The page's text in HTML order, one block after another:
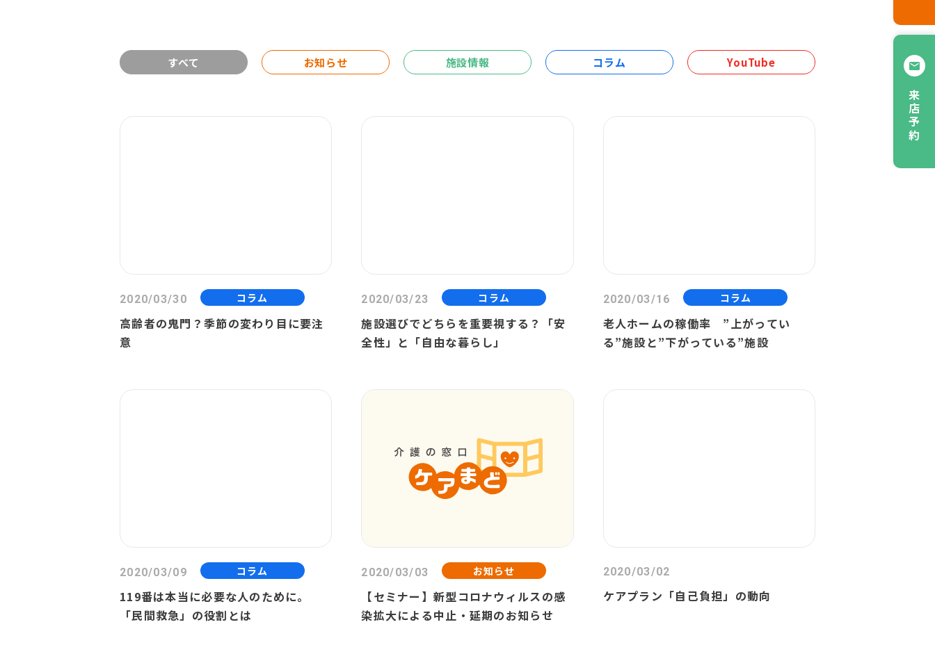
来店予約
すべて お知らせ 施設情報 コラム YouTube
2020/03/30 コラム
高齢者の鬼門？季節の変わり目に要注
意
2020/03/23 コラム
施設選びでどちらを重要視する？「安
全性」と「自由な暮らし」
2020/03/16 コラム
老人ホームの稼働率 ”上がってい
る”施設と”下がっている”施設
2020/03/09 コラム
119番は本当に必要な人のために。
「民間救急」の役割とは
2020/03/03 お知らせ
【セミナー】新型コロナウィルスの感
染拡大による中止・延期のお知らせ
2020/03/02
ケアプラン「自己負担」の動向